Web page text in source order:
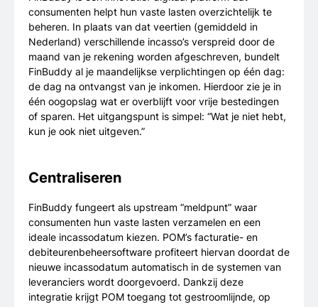
consumenten helpt hun vaste lasten overzichtelijk te
beheren. In plaats van dat veertien (gemiddeld in
Nederland) verschillende incasso’s verspreid door de
maand van je rekening worden afgeschreven, bundelt
FinBuddy al je maandelijkse verplichtingen op één dag:
de dag na ontvangst van je inkomen. Hierdoor zie je in
één oogopslag wat er overblijft voor vrije bestedingen
of sparen. Het uitgangspunt is simpel: “Wat je niet hebt,
kun je ook niet uitgeven.”
Centraliseren
FinBuddy fungeert als upstream “meldpunt” waar
consumenten hun vaste lasten verzamelen en een
ideale incassodatum kiezen. POM’s facturatie- en
debiteurenbeheersoftware profiteert hiervan doordat de
nieuwe incassodatum automatisch in de systemen van
leveranciers wordt doorgevoerd. Dankzij deze
integratie krijgt POM toegang tot gestroomlijnde, op